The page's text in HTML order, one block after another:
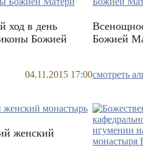
ход в день
Божией
04.11.2015 17:00
Божией
смотреть
женский